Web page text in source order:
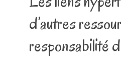
d’autres
responsabilité